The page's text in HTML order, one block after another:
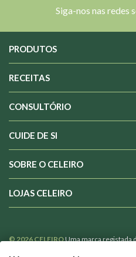
Siga-nos nas redes
PRODUTOS
RECEITAS
CONSULTÓRIO
CUIDE DE SI
SOBRE O CELEIRO
LOJAS CELEIRO
© 2026 CELEIROUma marca registada